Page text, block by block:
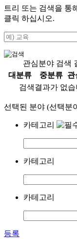
트리 또는 검색을 통
클릭 하십시오.
관심분야 검색
대분류
중분류
관
검색결과가 없습
선택된 분야 (선택분
카테고리
카테고리
카테고리
등록